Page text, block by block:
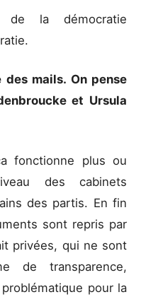
de la démocratie
des mails. On pense
et Ursula
fonctionne plus ou
des cabinets
des partis. En fin
sont repris par
privées, qui ne sont
de transparence,
pour la